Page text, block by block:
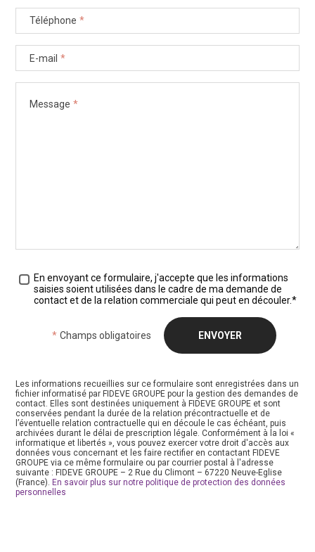
Téléphone *
E-mail *
Message *
Traitement des données *
En envoyant ce formulaire, j'accepte que les informations
saisies soient utilisées dans le cadre de ma demande de
contact et de la relation commerciale qui peut en découler.*
* Champs obligatoires
Les informations recueillies sur ce formulaire sont enregistrées dans un
fichier informatisé par FIDEVE GROUPE pour la gestion des demandes de
contact. Elles sont destinées uniquement à FIDEVE GROUPE et sont
conservées pendant la durée de la relation précontractuelle et de
l’éventuelle relation contractuelle qui en découle le cas échéant, puis
archivées durant le délai de prescription légale. Conformément à la loi «
informatique et libertés », vous pouvez exercer votre droit d'accès aux
données vous concernant et les faire rectifier en contactant FIDEVE
GROUPE via ce même formulaire ou par courrier postal à l'adresse
suivante : FIDEVE GROUPE – 2 Rue du Climont – 67220 Neuve-Eglise
(France). En savoir plus sur notre politique de protection des données
personnelles